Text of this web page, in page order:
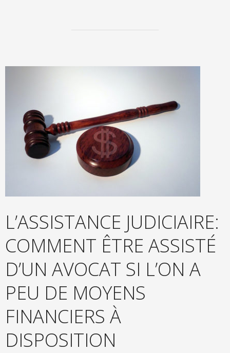
L’ASSISTANCE JUDICIAIRE:
COMMENT ÊTRE ASSISTÉ
D’UN AVOCAT SI L’ON A
PEU DE MOYENS
FINANCIERS À
DISPOSITION